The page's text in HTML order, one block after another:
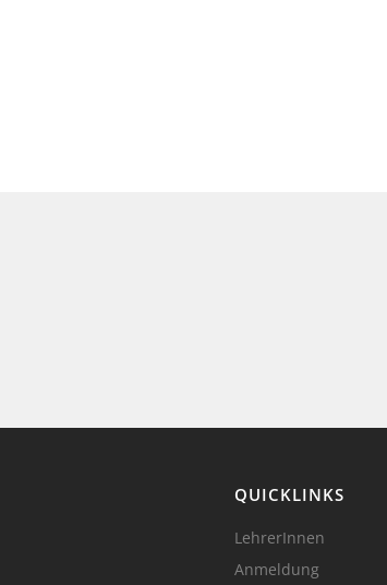
QUICKLINKS
LehrerInnen
Anmeldung